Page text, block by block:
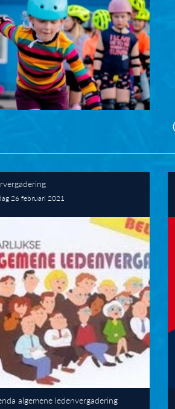
26 februari 2021
algemene ledenvergadering